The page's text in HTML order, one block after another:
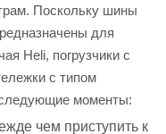
Поскольку шины
для
Heli, погрузчики с
с типом
моменты:
чем приступить к